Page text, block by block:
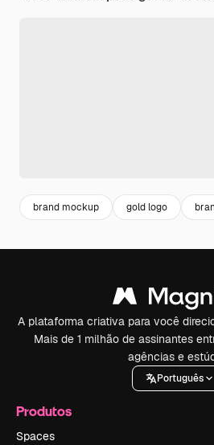
brand mockup gold logo
A plataforma criativa para você
Mais de 1 milhão de assinantes
agências e
Português
Produtos
Spaces